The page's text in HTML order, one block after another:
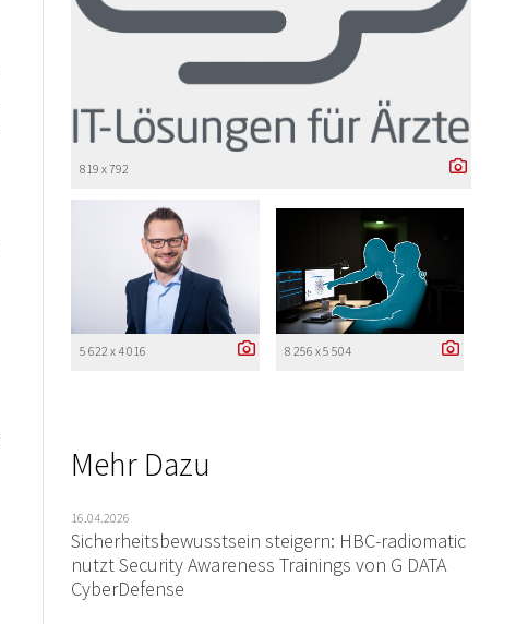
819 x 792
5 622 x 4 016 8 256 x 5 504
Mehr Dazu
16.04.2026
Sicherheitsbewusstsein steigern: HBC-radiomatic
nutzt Security Awareness Trainings von G DATA
CyberDefense